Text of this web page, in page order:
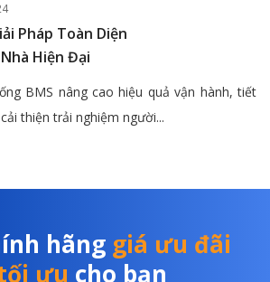
Pháp Toàn Diện
Hiện Đại
BMS nâng cao hiệu quả vận hành, tiết
thiện trải nghiệm người...
hãng giá ưu đãi
ưu cho bạn